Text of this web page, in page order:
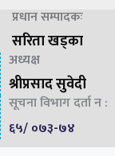
प्रधान सम्पादकः
सरिता खड्का
अध्यक्ष
श्रीप्रसाद सुवेदी
सूचना विभाग दर्ता न :
६५/ ०७३-७४